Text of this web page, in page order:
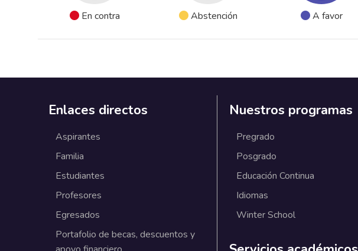
En contra Abstención A favor
Enlaces directos
Aspirantes
Familia
Estudiantes
Profesores
Egresados
Portafolio de becas, descuentos y
Nuestros programas
Pregrado
Posgrado
Educación Continua
Idiomas
Winter School